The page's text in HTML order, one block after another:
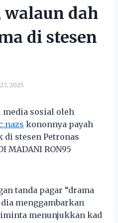
walaun dah
di stesen
2025
sosial oleh
kononnya payah
stesen Petronas
MADANI RON95
tanda pagar “drama
menggambarkan
menunjukkan kad